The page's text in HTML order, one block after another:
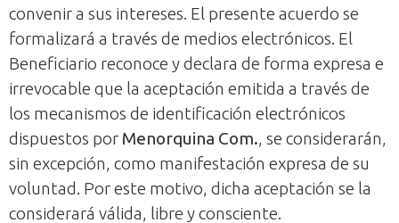
convenir a sus intereses. El presente acuerdo se
formalizará a través de medios electrónicos. El
Beneficiario reconoce y declara de forma expresa e
irrevocable que la aceptación emitida a través de
los mecanismos de identificación electrónicos
dispuestos por Menorquina Com., se considerarán,
sin excepción, como manifestación expresa de su
voluntad. Por este motivo, dicha aceptación se la
considerará válida, libre y consciente.